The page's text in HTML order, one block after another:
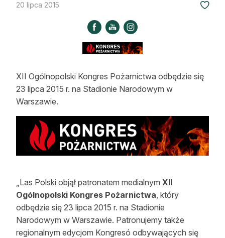
Kultura i historia
Strefa eksperta
Dla drwala
Leśnik na zakupach
Z zagranicy
Edukacja
O nas
100 lat „Lasu Polskiego”
20 lipca 2015
XII Ogólnopolski Kongres Pożarnictwa odbędzie się
23 lipca 2015 r. na Stadionie Narodowym w
Warszawie.
„Las Polski objął patronatem medialnym XII
Ogólnopolski Kongres Pożarnictwa , który
odbędzie się 23 lipca 2015 r. na Stadionie
Narodowym w Warszawie. Patronujemy także
regionalnym edycjom Kongresó odbywających się